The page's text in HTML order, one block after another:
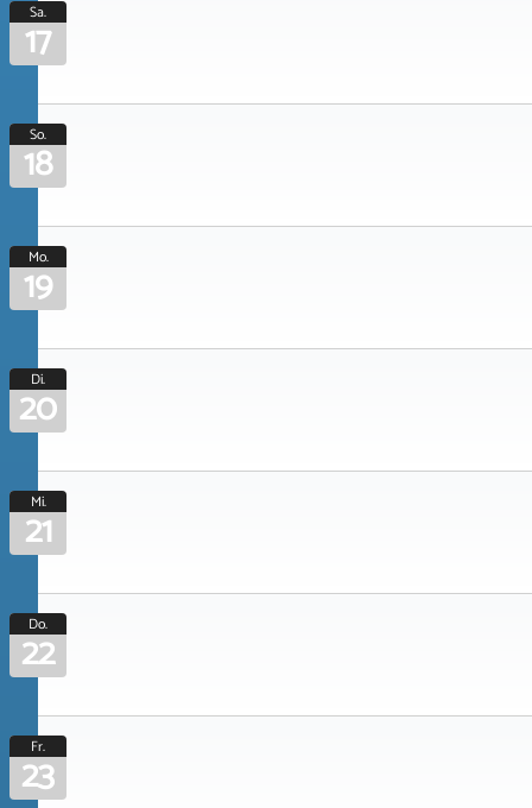
Sa.
17
So.
18
Mo.
19
Di.
20
Mi.
21
Do.
22
Fr.
23